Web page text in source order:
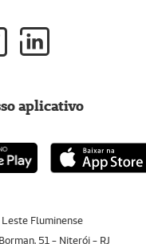
Fluminense
51 - Niterói - RJ
aplicativo